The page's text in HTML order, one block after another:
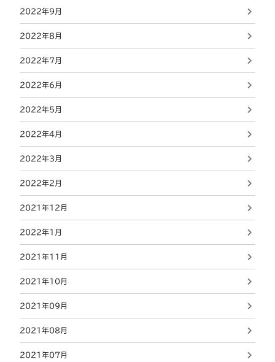
2022年9月
2022年8月
2022年7月
2022年6月
2022年5月
2022年4月
2022年3月
2022年2月
2021年12月
2022年1月
2021年11月
2021年10月
2021年09月
2021年08月
2021年07月